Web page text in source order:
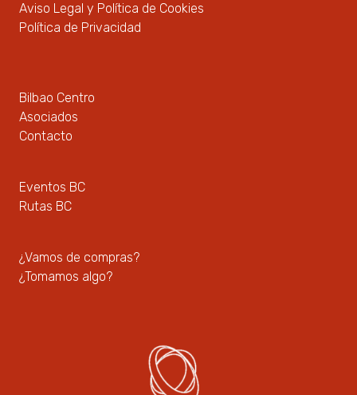
Aviso Legal y Política de Cookies
Política de Privacidad
Bilbao Centro
Asociados
Contacto
Eventos BC
Rutas BC
¿Vamos de compras?
¿Tomamos algo?